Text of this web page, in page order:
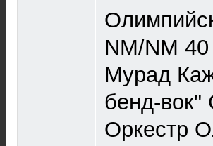
NM/NM 40
Мурад
бенд-вок"
Оркестр